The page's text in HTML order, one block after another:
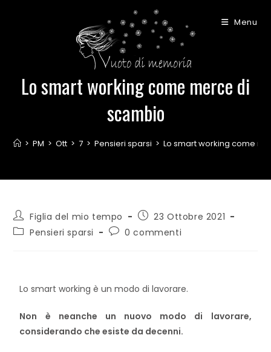
Menu
Lo smart working come merce di
scambio
> PM > Ott > 7 > Pensieri sparsi > Lo smart working come
Figlia del mio tempo
23 Ottobre 2021
Pensieri sparsi
0 commenti
Lo smart working è un modo di lavorare.
Non è neanche un nuovo modo di lavorare,
considerando che esiste da decenni.